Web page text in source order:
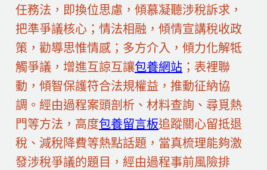
任務法，即換位思慮，傾慕凝聽涉稅訴求，
把準爭議核心；情法相融，傾情宣講稅收政
策，勸導思惟情感；多方介入，傾力化解牴
觸爭議，增進互諒互讓包養網站；表裡聯
動，傾智保護符合法規權益，推動征納協
調。經由過程案頭剖析、材料查詢、尋覓熱
門等方法，高度包養留言板追蹤關心留抵退
稅、減稅降費等熱點話題，當真梳理能夠激
發涉稅爭議的題目，經由過程事前風險排